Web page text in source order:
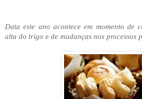
Data este ano acontece em momento de
alta do trigo e de mudanças nos processos